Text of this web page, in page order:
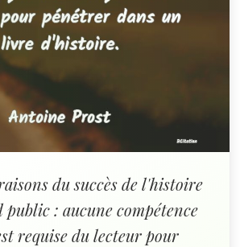
du succès de l'histoire
public : aucune compétence
requise du lecteur pour